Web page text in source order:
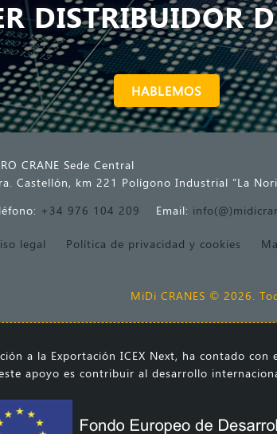
DISTRIBUIDOR
HABLEMOS
CRANE Sede Central
Castellón, km 221 Polígono Industrial “La
+34 976 104 209 Email:
legal Política de privacidad y cookies
MiDi CRANES © 2026.
a la Exportación ICEX Next, ha contado
apoyo es contribuir al desarrollo